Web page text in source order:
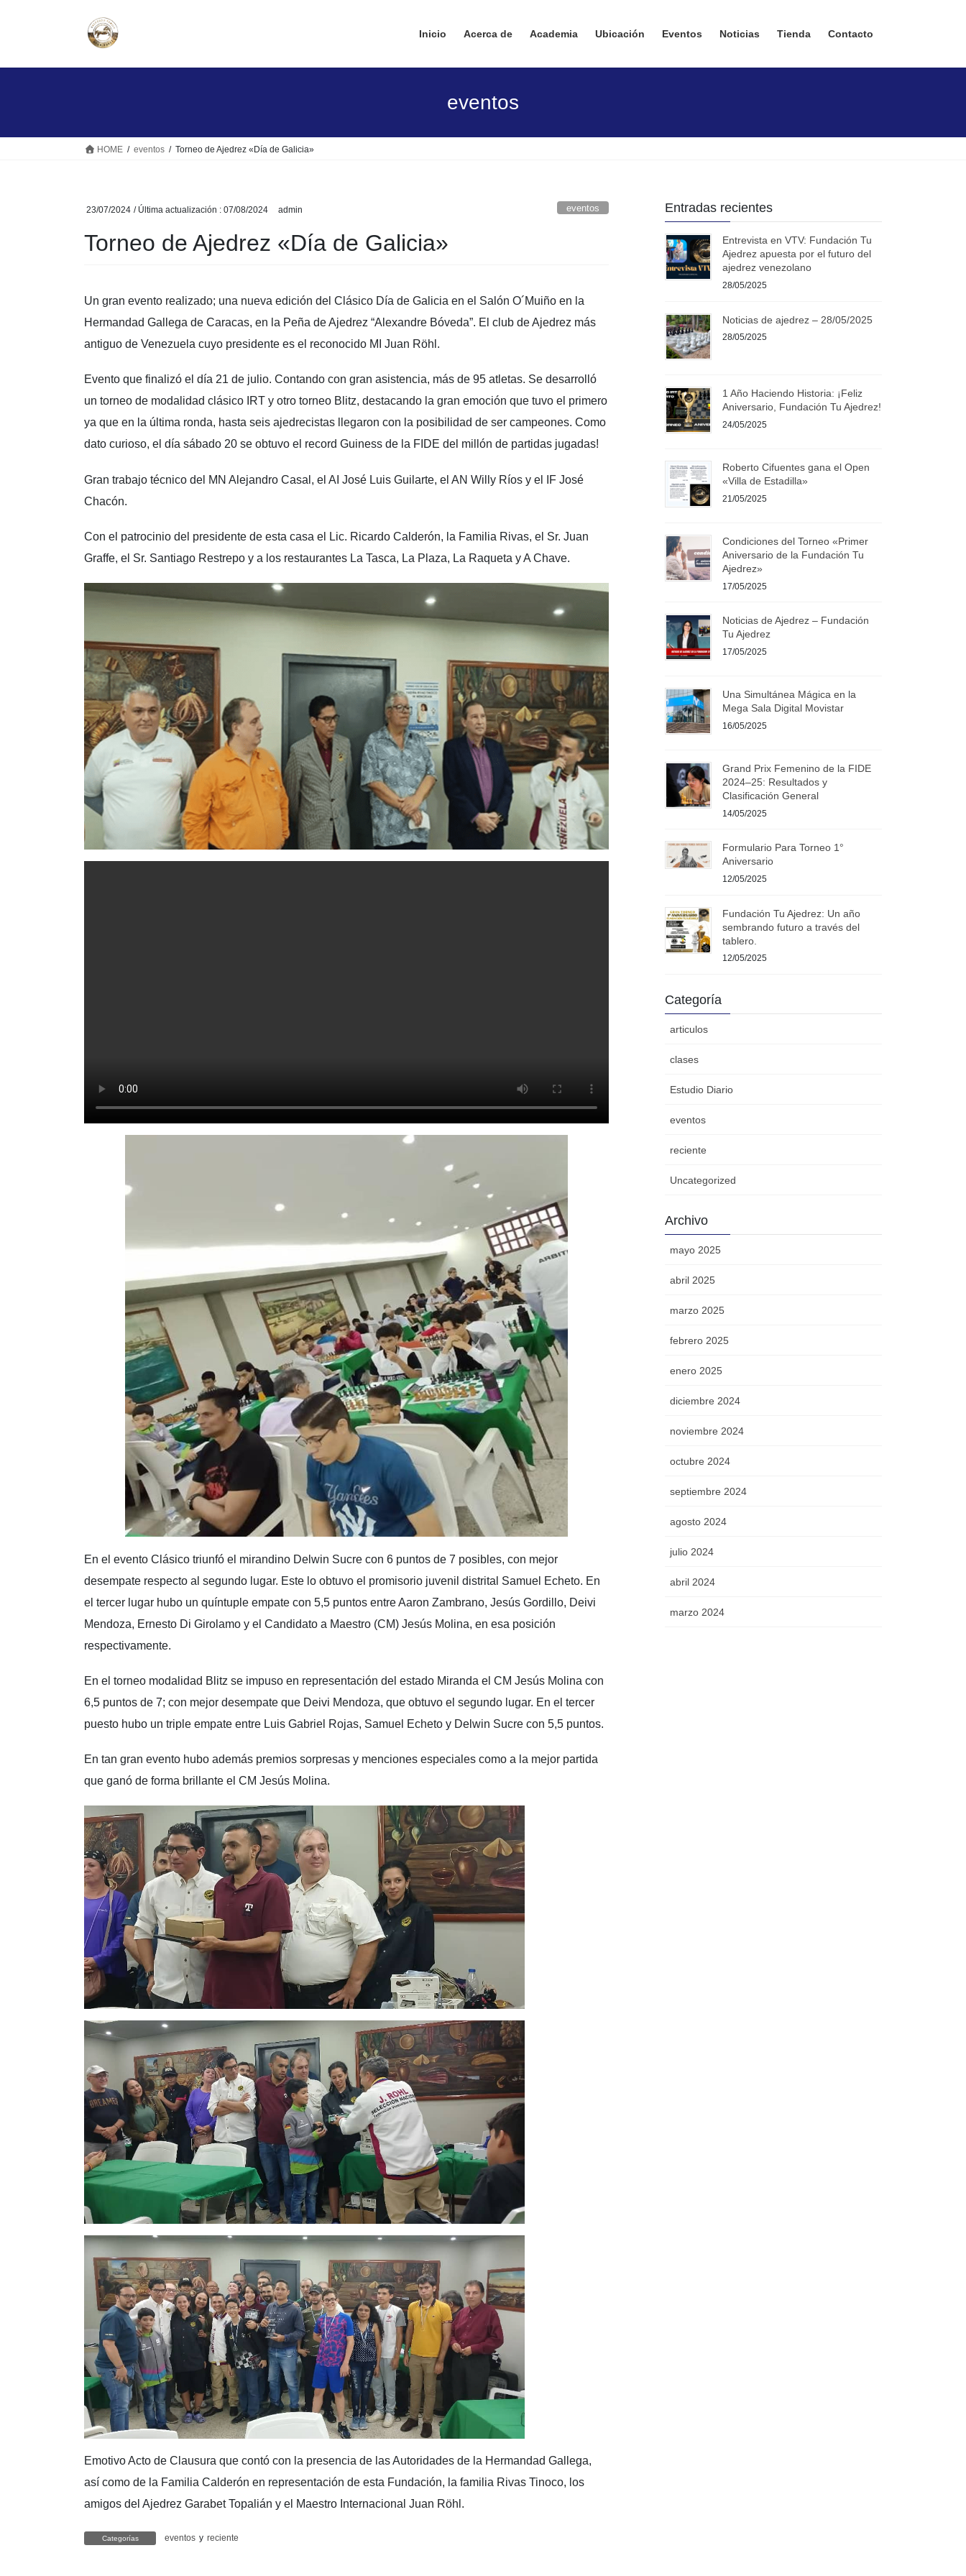
Inicio Acerca de Academia Ubicación Eventos Noticias Tienda Contacto
eventos
HOME eventos Torneo de Ajedrez «Día de Galicia»
23/07/2024 / Última actualización : 07/08/2024 admin eventos
Torneo de Ajedrez «Día de Galicia»
Un gran evento realizado; una nueva edición del Clásico Día de Galicia en el Salón O´Muiño en la
Hermandad Gallega de Caracas, en la Peña de Ajedrez “Alexandre Bóveda”. El club de Ajedrez más
antiguo de Venezuela cuyo presidente es el reconocido MI Juan Röhl.
Evento que finalizó el día 21 de julio. Contando con gran asistencia, más de 95 atletas. Se desarrolló
un torneo de modalidad clásico IRT y otro torneo Blitz, destacando la gran emoción que tuvo el primero
ya que en la última ronda, hasta seis ajedrecistas llegaron con la posibilidad de ser campeones. Como
dato curioso, el día sábado 20 se obtuvo el record Guiness de la FIDE del millón de partidas jugadas!
Gran trabajo técnico del MN Alejandro Casal, el AI José Luis Guilarte, el AN Willy Ríos y el IF José
Chacón.
Con el patrocinio del presidente de esta casa el Lic. Ricardo Calderón, la Familia Rivas, el Sr. Juan
Graffe, el Sr. Santiago Restrepo y a los restaurantes La Tasca, La Plaza, La Raqueta y A Chave.
En el evento Clásico triunfó el mirandino Delwin Sucre con 6 puntos de 7 posibles, con mejor
desempate respecto al segundo lugar. Este lo obtuvo el promisorio juvenil distrital Samuel Echeto. En
el tercer lugar hubo un quíntuple empate con 5,5 puntos entre Aaron Zambrano, Jesús Gordillo, Deivi
Mendoza, Ernesto Di Girolamo y el Candidato a Maestro (CM) Jesús Molina, en esa posición
respectivamente.
En el torneo modalidad Blitz se impuso en representación del estado Miranda el CM Jesús Molina con
6,5 puntos de 7; con mejor desempate que Deivi Mendoza, que obtuvo el segundo lugar. En el tercer
puesto hubo un triple empate entre Luis Gabriel Rojas, Samuel Echeto y Delwin Sucre con 5,5 puntos.
En tan gran evento hubo además premios sorpresas y menciones especiales como a la mejor partida
que ganó de forma brillante el CM Jesús Molina.
Emotivo Acto de Clausura que contó con la presencia de las Autoridades de la Hermandad Gallega,
así como de la Familia Calderón en representación de esta Fundación, la familia Rivas Tinoco, los
amigos del Ajedrez Garabet Topalián y el Maestro Internacional Juan Röhl.
Categorías eventos y reciente
Entradas recientes
Entrevista en VTV: Fundación Tu
Ajedrez apuesta por el futuro del
ajedrez venezolano
28/05/2025
Noticias de ajedrez – 28/05/2025
28/05/2025
1 Año Haciendo Historia: ¡Feliz
Aniversario, Fundación Tu Ajedrez!
24/05/2025
Roberto Cifuentes gana el Open
«Villa de Estadilla»
21/05/2025
Condiciones del Torneo «Primer
Aniversario de la Fundación Tu
Ajedrez»
17/05/2025
Noticias de Ajedrez – Fundación
Tu Ajedrez
17/05/2025
Una Simultánea Mágica en la
Mega Sala Digital Movistar
16/05/2025
Grand Prix Femenino de la FIDE
2024–25: Resultados y
Clasificación General
14/05/2025
Formulario Para Torneo 1°
Aniversario
12/05/2025
Fundación Tu Ajedrez: Un año
sembrando futuro a través del
tablero.
12/05/2025
Categoría
articulos
clases
Estudio Diario
eventos
reciente
Uncategorized
Archivo
mayo 2025
abril 2025
marzo 2025
febrero 2025
enero 2025
diciembre 2024
noviembre 2024
octubre 2024
septiembre 2024
agosto 2024
julio 2024
abril 2024
marzo 2024